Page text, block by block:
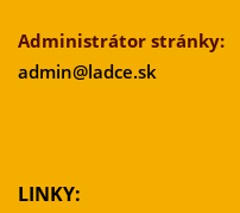
Administrátor stránky:
admin@ladce.sk
LINKY: